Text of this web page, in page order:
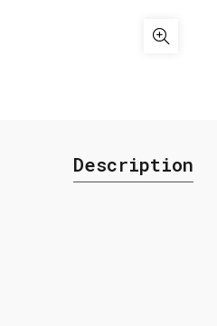
Description